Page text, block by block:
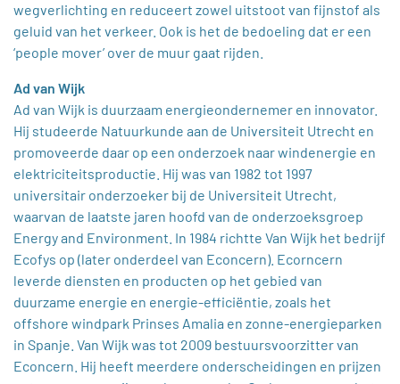
wegverlichting en reduceert zowel uitstoot van fijnstof als
geluid van het verkeer. Ook is het de bedoeling dat er een
‘people mover’ over de muur gaat rijden.
Ad van Wijk
Ad van Wijk is duurzaam energieondernemer en innovator.
Hij studeerde Natuurkunde aan de Universiteit Utrecht en
promoveerde daar op een onderzoek naar windenergie en
elektriciteitsproductie. Hij was van 1982 tot 1997
universitair onderzoeker bij de Universiteit Utrecht,
waarvan de laatste jaren hoofd van de onderzoeksgroep
Energy and Environment. In 1984 richtte Van Wijk het bedrijf
Ecofys op (later onderdeel van Econcern). Ecorncern
leverde diensten en producten op het gebied van
duurzame energie en energie-efficiëntie, zoals het
offshore windpark Prinses Amalia en zonne-energieparken
in Spanje. Van Wijk was tot 2009 bestuursvoorzitter van
Econcern. Hij heeft meerdere onderscheidingen en prijzen